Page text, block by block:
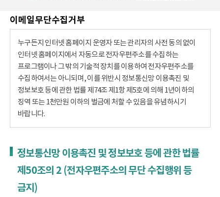
이메일무단수집거부
누구든지 인터넷 홈페이지 운영자 또는 관리자의 사전 동의 없이
인터넷 홈페이지에서 자동으로 전자우편주소를 수집하는
프로그램이나 그 밖의 기술적 장치를 이용하여 전자우편주소를
수집하여서는 아니되며, 이를 위반시 정보통신망 이용촉진 및
정보보호 등에 관한 법률 제74조 제1항 제5호에 의해 1년이하의
징역 또는 1천만원 이하의 벌금에 처할 수 있음을 유념하시기
바랍니다.
정보통신망 이용촉진 및 정보보호 등에 관한 법률
제50조의 2 (전자우편주소의 무단 수집행위 등
금지)